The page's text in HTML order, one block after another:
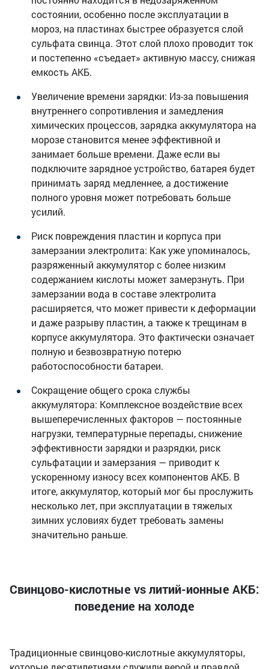
состоянии, особенно после эксплуатации в
мороз, на пластинах быстрее образуется слой
сульфата свинца. Этот слой плохо проводит ток
и постепенно «съедает» активную массу, снижая
емкость АКБ.
Увеличение времени зарядки: Из-за повышения
внутреннего сопротивления и замедления
химических процессов, зарядка аккумулятора на
морозе становится менее эффективной и
занимает больше времени. Даже если вы
подключите зарядное устройство, батарея будет
принимать заряд медленнее, а достижение
полного уровня может потребовать больше
усилий.
Риск повреждения пластин и корпуса при
замерзании электролита: Как уже упоминалось,
разряженный аккумулятор с более низким
содержанием кислоты может замерзнуть. При
замерзании вода в составе электролита
расширяется, что может привести к деформации
и даже разрыву пластин, а также к трещинам в
корпусе аккумулятора. Это фактически означает
полную и безвозвратную потерю
работоспособности батареи.
Сокращение общего срока службы
аккумулятора: Комплексное воздействие всех
вышеперечисленных факторов — постоянные
нагрузки, температурные перепады, снижение
эффективности зарядки и разрядки, риск
сульфатации и замерзания — приводит к
ускоренному износу всех компонентов АКБ. В
итоге, аккумулятор, который мог бы прослужить
несколько лет, при эксплуатации в тяжелых
зимних условиях будет требовать замены
значительно раньше.
Свинцово-кислотные vs литий-ионные АКБ:
поведение на холоде
Традиционные свинцово-кислотные аккумуляторы,